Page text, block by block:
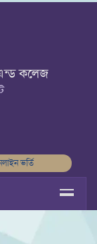
এন্ড কলেজ
ভর্তি